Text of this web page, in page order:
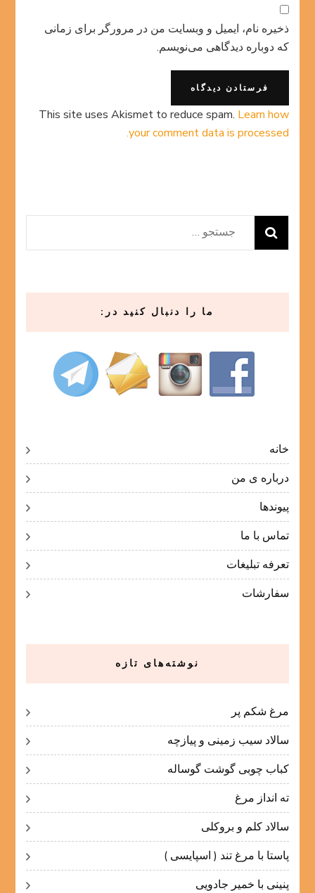
ذخیره نام، ایمیل و وبسایت من در مرورگر برای زمانی
که دوباره دیدگاهی می‌نویسم.
This site uses Akismet to reduce spam. Learn how
your comment data is processed.
جستجو
برای:
ما را دنبال کنید در:
خانه
درباره ی من
پیوندها
تماس با ما
تعرفه تبلیغات
سفارشات
نوشته‌های تازه
مرغ شکم پر
سالاد سیب زمینی و پیازچه
کباب چوبی گوشت گوساله
ته انداز مرغ
سالاد کلم و بروکلی
پاستا با مرغ تند ( اسپایسی )
پنینی با خمیر جادویی